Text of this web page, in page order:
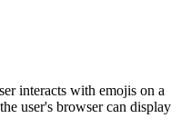
interacts with emojis on a
user's browser can display